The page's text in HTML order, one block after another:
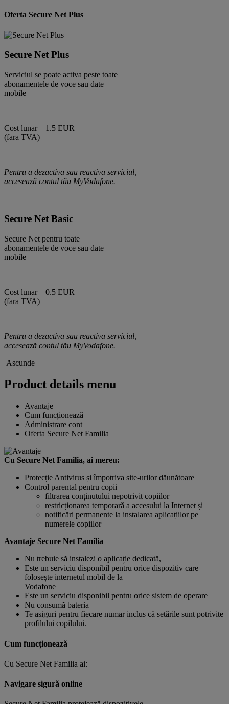
Oferta Secure Net Plus
Secure Net Plus
Serviciul se poate activa peste toate
abonamentele de voce sau date
mobile
Cost lunar – 1.5 EUR
(fara TVA)
Pentru a dezactiva sau reactiva serviciul,
accesează contul tău MyVodafone.
Secure Net Basic
Secure Net pentru toate
abonamentele de voce sau date
mobile
Cost lunar – 0.5 EUR
(fara TVA)
Pentru a dezactiva sau reactiva serviciul,
accesează contul tău MyVodafone.
Ascunde
Product details menu
Avantaje
Cum funcționează
Administrare cont
Oferta Secure Net Familia
Cu Secure Net Familia, ai mereu:
Protecție Antivirus și împotriva site-urilor dăunătoare
Control parental pentru copii
filtrarea conținutului nepotrivit copiilor
restricționarea temporară a accesului la Internet și
notificări permanente la instalarea aplicațiilor pe
numerele copiilor
Avantaje Secure Net Familia
Nu trebuie să instalezi o aplicație dedicată,
Este un serviciu disponibil pentru orice dispozitiv care
folosește internetul mobil de la
Vodafone
Este un serviciu disponibil pentru orice sistem de operare
Nu consumă bateria
Te asiguri pentru fiecare numar inclus că setările sunt potrivite
profilului copilului.
Cum funcționează
Cu Secure Net Familia ai:
Navigare sigură online